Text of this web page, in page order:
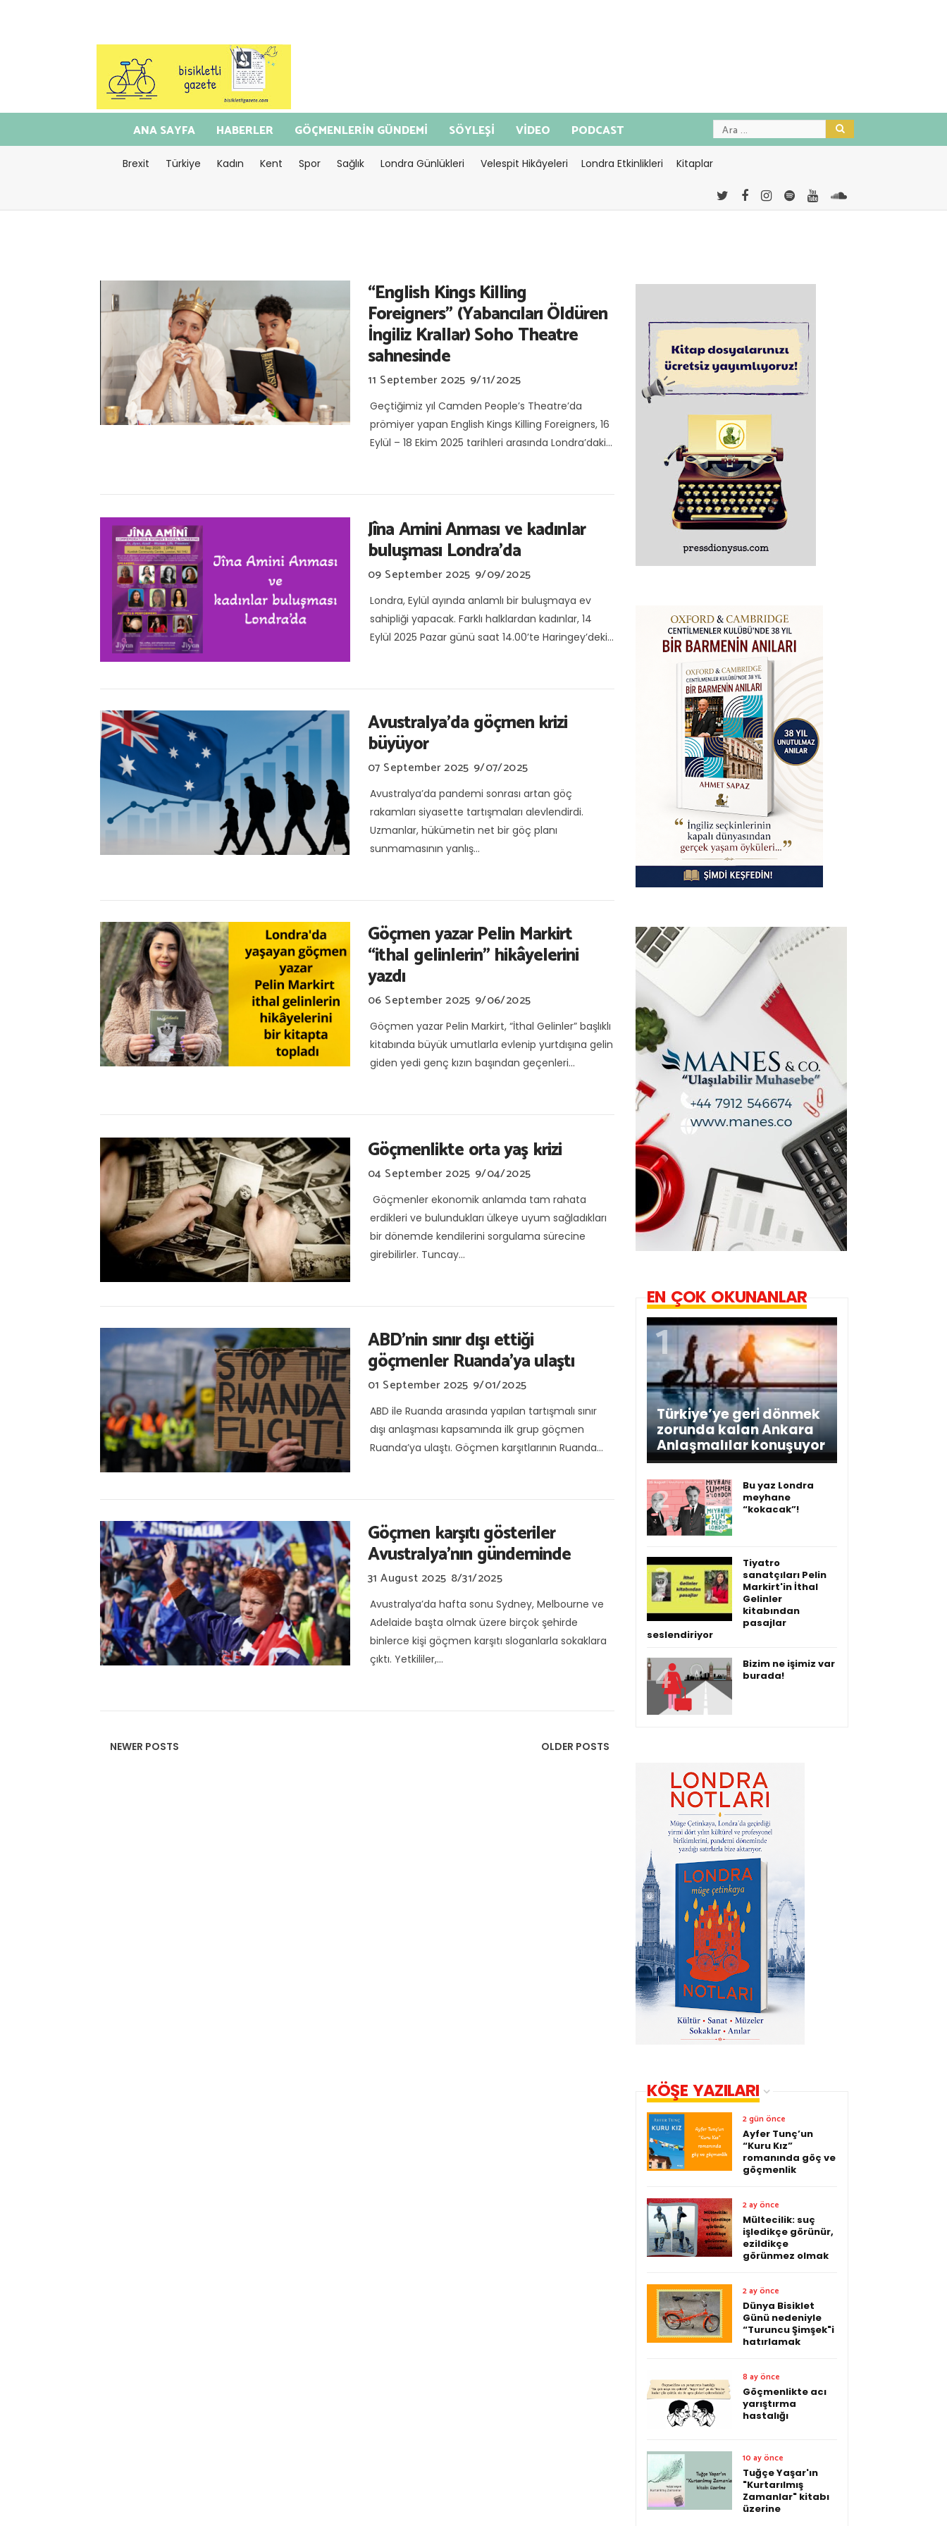
ANA SAYFA HABERLER GÖÇMENLERİN GÜNDEMİ SÖYLEŞİ VİDEO PODCAST
Brexit Türkiye Kadın Kent Spor Sağlık Londra Günlükleri Velespit Hikâyeleri Londra Etkinlikleri Kitaplar
“English Kings Killing
Foreigners” (Yabancıları Öldüren
İngiliz Krallar) Soho Theatre
sahnesinde
11 September 2025 9/11/2025
Geçtiğimiz yıl Camden People’s Theatre’da
prömiyer yapan English Kings Killing Foreigners, 16
Eylül – 18 Ekim 2025 tarihleri arasında Londra’daki...
Jîna Amini Anması ve kadınlar
buluşması Londra’da
09 September 2025 9/09/2025
Londra, Eylül ayında anlamlı bir buluşmaya ev
sahipliği yapacak. Farklı halklardan kadınlar, 14
Eylül 2025 Pazar günü saat 14.00’te Haringey’deki...
Avustralya’da göçmen krizi
büyüyor
07 September 2025 9/07/2025
Avustralya’da pandemi sonrası artan göç
rakamları siyasette tartışmaları alevlendirdi.
Uzmanlar, hükümetin net bir göç planı
sunmamasının yanlış...
Göçmen yazar Pelin Markirt
“ithal gelinlerin" hikâyelerini
yazdı
06 September 2025 9/06/2025
Göçmen yazar Pelin Markirt, “İthal Gelinler” başlıklı
kitabında büyük umutlarla evlenip yurtdışına gelin
giden yedi genç kızın başından geçenleri...
Göçmenlikte orta yaş krizi
04 September 2025 9/04/2025
Göçmenler ekonomik anlamda tam rahata
erdikleri ve bulundukları ülkeye uyum sağladıkları
bir dönemde kendilerini sorgulama sürecine
girebilirler. Tuncay...
ABD'nin sınır dışı ettiği
göçmenler Ruanda'ya ulaştı
01 September 2025 9/01/2025
ABD ile Ruanda arasında yapılan tartışmalı sınır
dışı anlaşması kapsamında ilk grup göçmen
Ruanda’ya ulaştı. Göçmen karşıtlarının Ruanda...
Göçmen karşıtı gösteriler
Avustralya’nın gündeminde
31 August 2025 8/31/2025
Avustralya’da hafta sonu Sydney, Melbourne ve
Adelaide başta olmak üzere birçok şehirde
binlerce kişi göçmen karşıtı sloganlarla sokaklara
çıktı. Yetkililer,...
NEWER POSTS OLDER POSTS
EN ÇOK OKUNANLAR
Türkiye’ye geri dönmek
zorunda kalan Ankara
Anlaşmalılar konuşuyor
Bu yaz Londra
meyhane
“kokacak”!
Tiyatro
sanatçıları Pelin
Markirt'in İthal
Gelinler
kitabından
pasajlar
seslendiriyor
Bizim ne işimiz var
burada!
KÖŞE YAZILARI
2 gün önce
Ayfer Tunç’un
“Kuru Kız”
romanında göç ve
göçmenlik
2 ay önce
Mültecilik: suç
işledikçe görünür,
ezildikçe
görünmez olmak
2 ay önce
Dünya Bisiklet
Günü nedeniyle
“Turuncu Şimşek"i
hatırlamak
8 ay önce
Göçmenlikte acı
yarıştırma
hastalığı
10 ay önce
Tuğçe Yaşar'ın
"Kurtarılmış
Zamanlar" kitabı
üzerine